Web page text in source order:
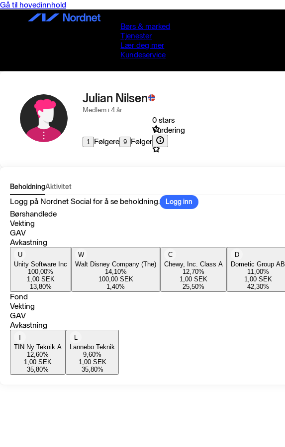
Gå til hovedinnhold
Børs & marked
Tjenester
Lær deg mer
Kundeservice
Julian Nilsen
Medlem i 4 år
1 Følgere 9 Følger
0 stars
Vurdering
BeholdningAktivitet
Logg på Nordnet Social for å se beholdning. Logg inn
Børshandlede
Vekting
GAV
Avkastning
U
Unity Software Inc
100,00%
1,00 SEK
13,80%
W
Walt Disney Company (The)
14,10%
100,00 SEK
1,40%
C
Chewy, Inc. Class A
12,70%
1,00 SEK
25,50%
D
Dometic Group AB
11,00%
1,00 SEK
42,30%
Fond
Vekting
GAV
Avkastning
T
TIN Ny Teknik A
12,60%
1,00 SEK
35,80%
L
Lannebo Teknik
9,60%
1,00 SEK
35,80%